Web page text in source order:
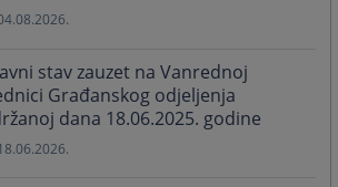
stav zauzet na Vanrednoj
Građanskog odjeljenja
dana 18.06.2025. godine